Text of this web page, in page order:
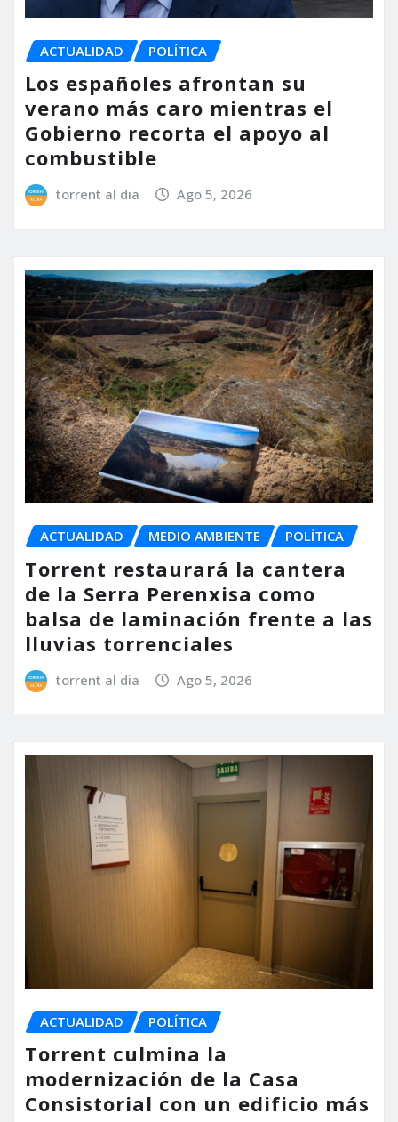
ACTUALIDAD POLÍTICA
Los españoles afrontan su
verano más caro mientras el
Gobierno recorta el apoyo al
combustible
torrent al dia Ago 5, 2026
ACTUALIDAD MEDIO AMBIENTE POLÍTICA
Torrent restaurará la cantera
de la Serra Perenxisa como
balsa de laminación frente a las
lluvias torrenciales
torrent al dia Ago 5, 2026
ACTUALIDAD POLÍTICA
Torrent culmina la
modernización de la Casa
Consistorial con un edificio más